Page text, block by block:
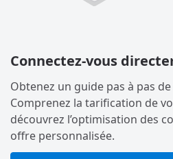
Connectez-vous
Obtenez un guide pas à pas
Comprenez la tarification de
découvrez l’optimisation des
offre personnalisée.